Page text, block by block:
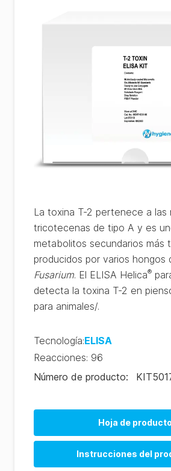
La toxina T-2 pertenece a las
tricotecenas de tipo A y es
metabolitos secundarios más
producidos por varios hongos
Fusarium. El ELISA Helica®
detecta la toxina T-2 en
para animales/.
Tecnología:ELISA
Reacciones: 96
Número de producto:
Hoja de
Instrucciones del